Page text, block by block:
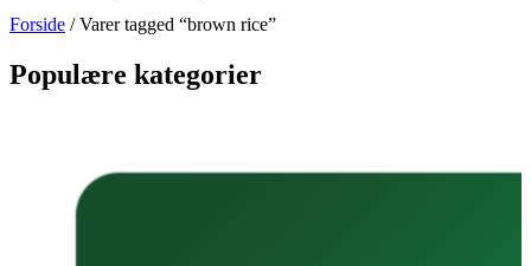
Forside / Varer tagged “brown rice”
Populære kategorier